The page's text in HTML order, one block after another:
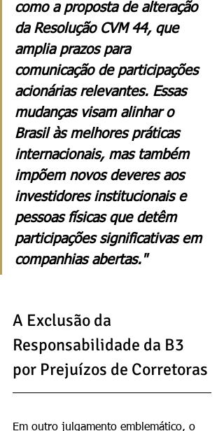
como a proposta de alteração
da Resolução CVM 44, que
amplia prazos para
comunicação de participações
acionárias relevantes. Essas
mudanças visam alinhar o
Brasil às melhores práticas
internacionais, mas também
impõem novos deveres aos
investidores institucionais e
pessoas físicas que detêm
participações significativas em
companhias abertas."
A Exclusão da
Responsabilidade da B3
por Prejuízos de Corretoras
Em outro julgamento emblemático, o